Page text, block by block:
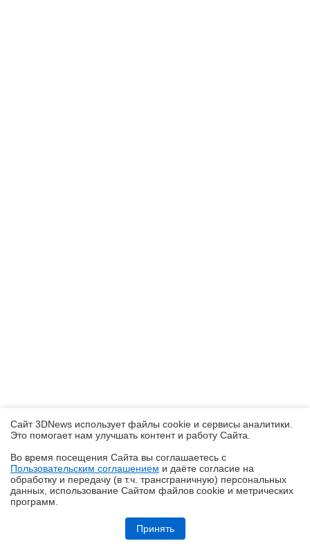
Обзор системы жидкостного охлаждения MSI MEG CoreLiquid E15
360: экран-водопад теперь и на СЖО
Сайт 3DNews использует файлы cookie и сервисы аналитики.
Это помогает нам улучшать контент и работу Cайта.
Во время посещения Cайта вы соглашаетесь с
Пользовательским соглашением и даёте согласие на
обработку и передачу (в т.ч. трансграничную) персональных
данных, использование Cайтом файлов cookie и метрических
программ.
Принять